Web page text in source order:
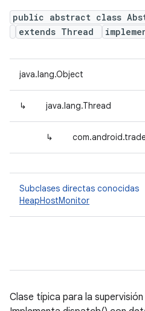
public abstract class
extends Thread
java.lang.Object
↳ java.lang.Thread
↳
Subclases directas conocidas
HeapHostMonitor
Clase típica para la